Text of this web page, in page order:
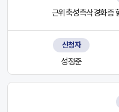
근위축성측삭경화증
신청자
성정준